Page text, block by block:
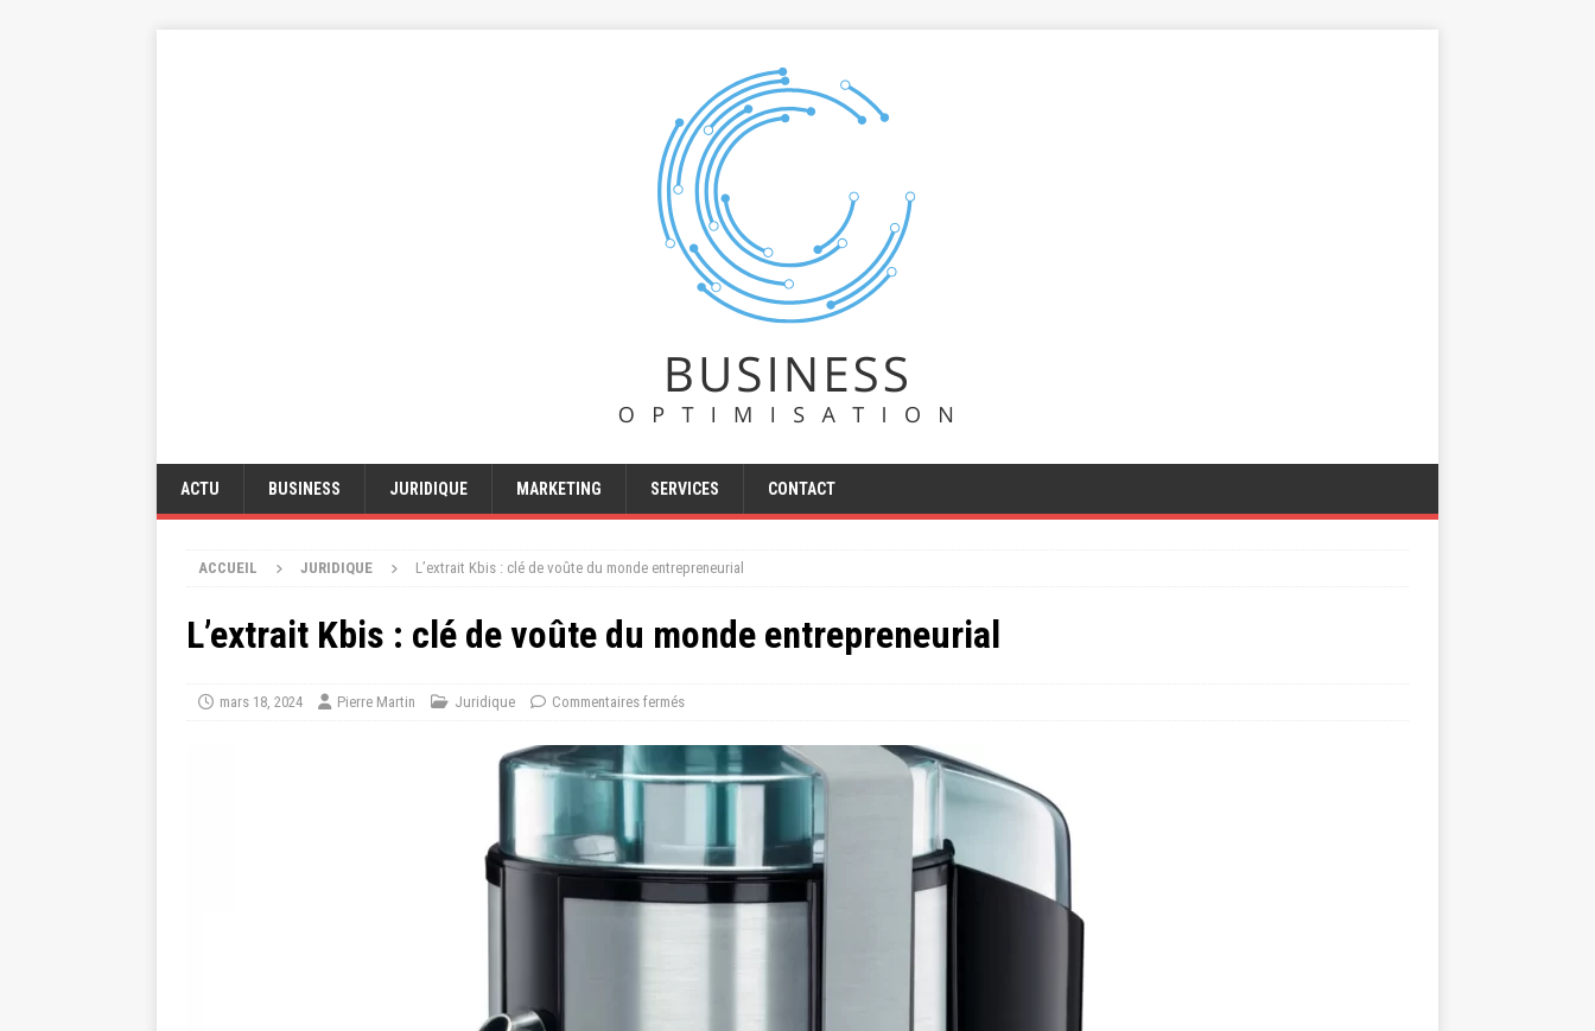
ACTU BUSINESS JURIDIQUE MARKETING SERVICES CONTACT
ACCUEIL JURIDIQUE L’extrait Kbis : clé de voûte du monde entrepreneurial
L’extrait Kbis : clé de voûte du monde entrepreneurial
mars 18, 2024 Pierre Martin Juridique Commentaires fermés